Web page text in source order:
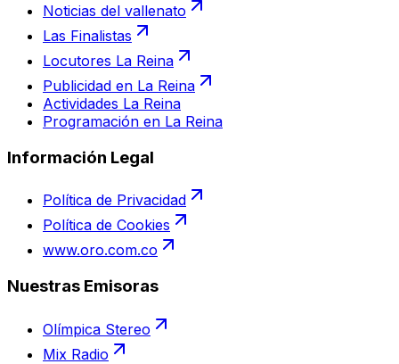
Noticias del vallenato
Las Finalistas
Locutores La Reina
Publicidad en La Reina
Actividades La Reina
Programación en La Reina
Información Legal
Política de Privacidad
Política de Cookies
www.oro.com.co
Nuestras Emisoras
Olímpica Stereo
Mix Radio